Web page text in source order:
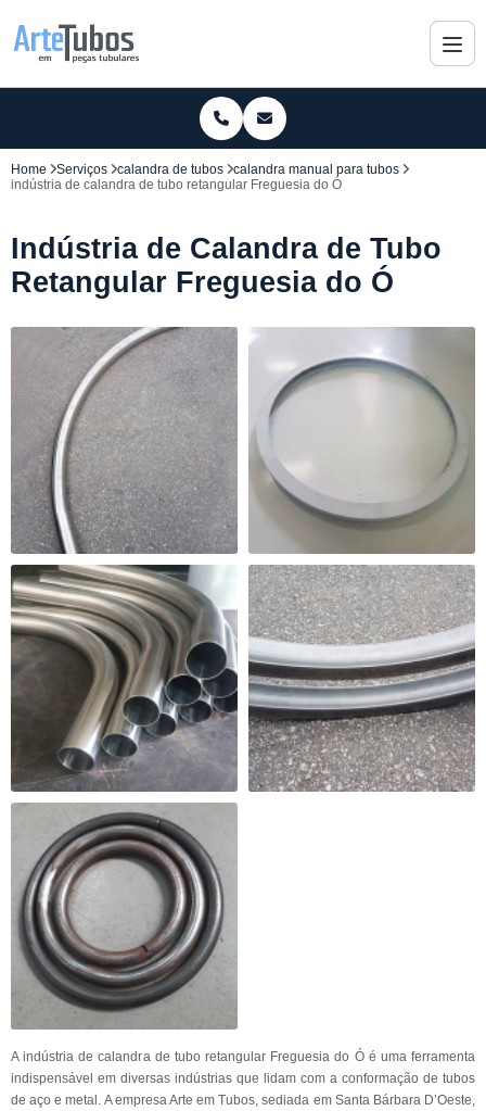
Home Serviços calandra de tubos
calandra manual para tubos
indústria de calandra de tubo retangular Freguesia do Ó
Indústria de Calandra de Tubo
Retangular Freguesia do Ó
A indústria de calandra de tubo retangular Freguesia do Ó é uma ferramenta
indispensável em diversas indústrias que lidam com a conformação de tubos
de aço e metal. A empresa Arte em Tubos, sediada em Santa Bárbara D’Oeste,